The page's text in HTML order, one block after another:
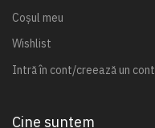
Coșul meu
Wishlist
Intră în cont/creează un cont
Cine suntem